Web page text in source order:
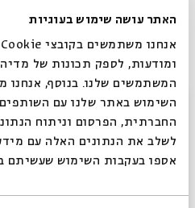
האתר עושה שימוש בעוגיות
ומודעות, לספק תכונות של
המשתמשים שלנו. בנוסף, אנחנו
השימוש באתר שלנו עם
החברתית, הפרסום וניתוח
לשלב את הנתונים האלה עם
אספו בעקבות השימוש שעשיתם
פרקים
סגור